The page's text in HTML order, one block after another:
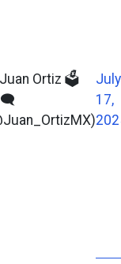
Ortiz 🗳️
July
17,